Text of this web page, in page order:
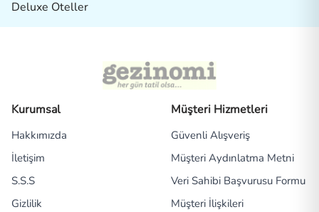
Deluxe Oteller
Kurumsal
Hakkımızda
İletişim
S.S.S
Gizlilik
Müşteri Hizmetleri
Güvenli Alışveriş
Müşteri Aydınlatma Metni
Veri Sahibi Başvurusu Formu
Müşteri İlişkileri